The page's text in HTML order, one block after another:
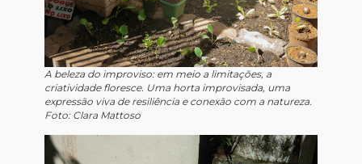
A beleza do improviso: em meio a limitações, a
criatividade floresce. Uma horta improvisada, uma
expressão viva de resiliência e conexão com a natureza.
Foto: Clara Mattoso